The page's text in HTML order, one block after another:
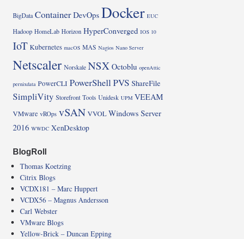
BigData ContainerDevOpsDocker EUC
Hadoop HomeLab Horizon HyperConverged IOS 10
IoT Kubernetes macOS MAS Nagios Nano Server
Netscaler Norskale NSXOctoblu openAttic
pernixdata PowerCLI PowerShell PVS ShareFile
SimpliVity Storefront Tools Unidesk UPM VEEAM
VMware vROps vSAN VVOL Windows Server
2016 WWDC XenDesktop
BlogRoll
Thomas Koetzing
Citrix Blogs
VCDX181 – Marc Huppert
VCDX56 – Magnus Andersson
Carl Webster
VMware Blogs
Yellow-Brick – Duncan Epping